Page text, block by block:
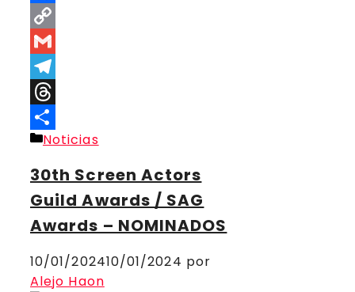
Facebook
Copy
Link
Gmail
Telegram
Threads
Compartir
Categorías
Noticias
30th Screen Actors
Guild Awards / SAG
Awards – NOMINADOS
10/01/202410/01/2024 por
Alejo Haon